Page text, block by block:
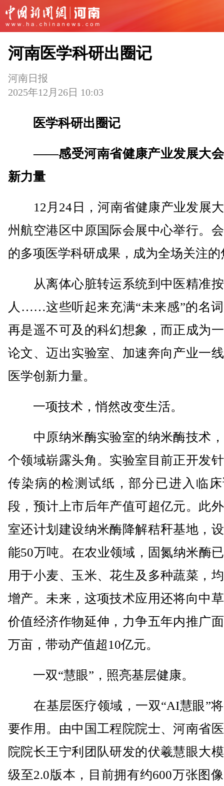
河南医学科研出圈记
河南日报
2025年12月26日 10:03
医学科研出圈记
——感受河南省健康产业发展大
新力量
12月24日，河南省健康产业发展
州航空港区中原国际会展中心举行。
的多项医学科研成果，成为全场关注的
从离体心脏转运系统到中医精准
人……这些听起来充满“未来感”的名
再是遥不可及的科幻想象，而正成为
论文、迈出实验室、加速奔向产业一
医学创新力量。
一项技术，悄然改变生活。
中原纳米酶实验室的纳米酶技术
个领域崭露头角。实验室目前正开发
传染病的检测试纸，部分已进入临
段，预计上市后年产值可超亿元。此
室还计划建设纳米酶降解秸秆基地，
能50万吨。在农业领域，固氮纳米酶
用于小麦、玉米、花生及多种蔬菜，
增产。未来，这项技术应用还将向中
价值经济作物延伸，力争五年内推广
万亩，带动产值超10亿元。
一双“慧眼”，照亮基层健康。
在基层医疗领域，一双“AI慧眼”
要作用。由中国工程院院士、河南省
院院长王宁利团队研发的伏羲慧眼大
级至2.0版本，目前拥有约600万张图